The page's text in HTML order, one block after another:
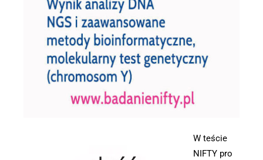
W teście
NIFTY pro